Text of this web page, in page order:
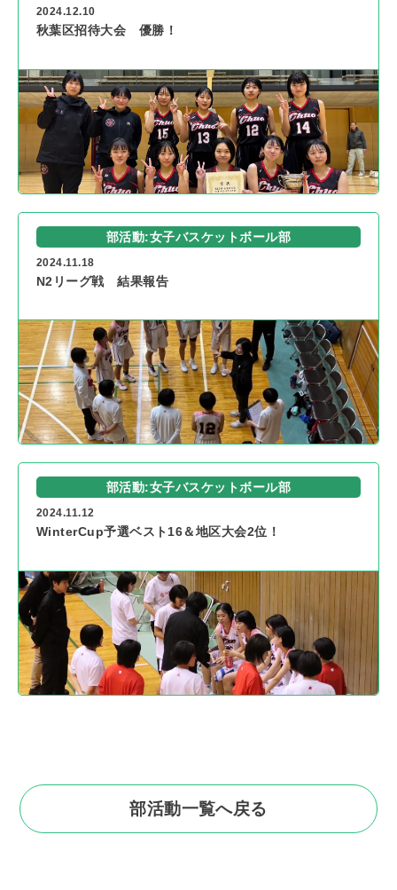
2024.12.10
秋葉区招待大会 優勝！
部活動:女子バスケットボール部
2024.11.18
N2リーグ戦 結果報告
部活動:女子バスケットボール部
2024.11.12
WinterCup予選ベスト16＆地区大会2位！
部活動一覧へ戻る